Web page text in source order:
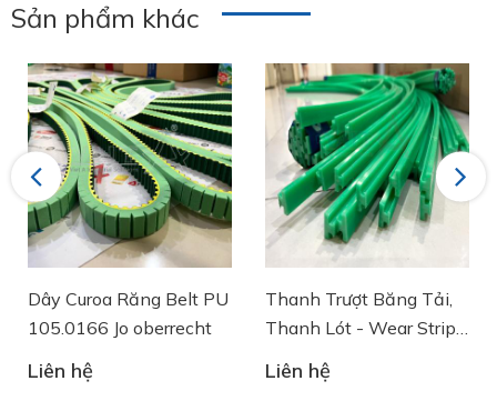
Sản phẩm khác
Previous
Dây Curoa Răng Belt PU
105.0166 Jo oberrecht
Liên hệ
Thanh Trượt Băng Tải,
Thanh Lót - Wear Strips
JO oberrecht
Liên hệ
Next